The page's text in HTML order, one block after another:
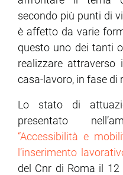
secondo più punti di
è affetto da varie
questo uno dei tanti
realizzare attraverso
casa-lavoro, in fase di
Lo stato di
presentato
“Accessibilità e
l’inserimento
del Cnr di Roma il 12